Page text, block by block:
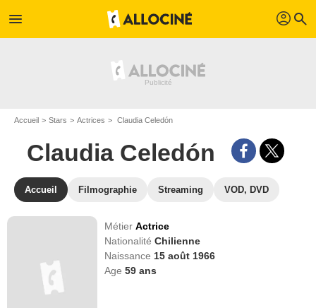
menu profil search
Accueil Stars Actrices Claudia Celedón
Claudia Celedón
Accueil Filmographie Streaming VOD, DVD
MétierActrice
NationalitéChilienne
Naissance 15 août 1966
Age59 ans